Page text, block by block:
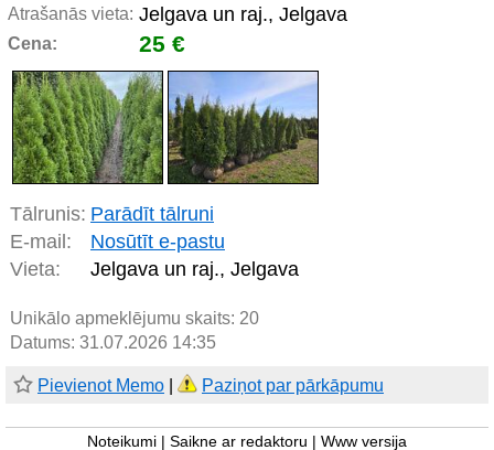
Atrašanās vieta: Jelgava un raj., Jelgava
Cena: 25 €
Tālrunis: Parādīt tālruni
E-mail:
Nosūtīt e-pastu
Vieta:
Jelgava un raj., Jelgava
Unikālo apmeklējumu skaits: 20
Datums: 31.07.2026 14:35
Pievienot Memo Paziņot par pārkāpumu
Noteikumi Saikne ar redaktoru Www versija